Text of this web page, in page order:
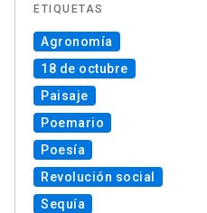
ETIQUETAS
Agronomía
18 de octubre
Paisaje
Poemario
Poesía
Revolución social
Sequía